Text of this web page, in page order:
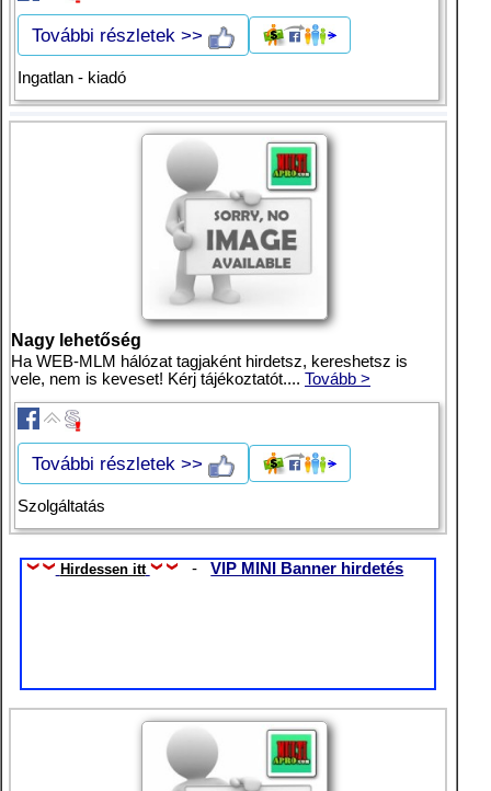
További részletek >>
Ingatlan - kiadó
Nagy lehetőség
Ha WEB-MLM hálózat tagjaként hirdetsz, kereshetsz is
vele, nem is keveset! Kérj tájékoztatót.... Tovább >
További részletek >>
Szolgáltatás
Hirdessen itt -VIP MINI Banner hirdetés